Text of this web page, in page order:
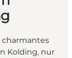
charmantes
Kolding, nur